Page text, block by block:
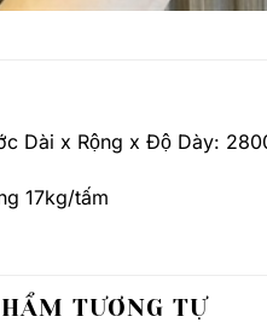
Dài x Rộng x Độ Dày:
17kg/tấm
TƯƠNG TỰ